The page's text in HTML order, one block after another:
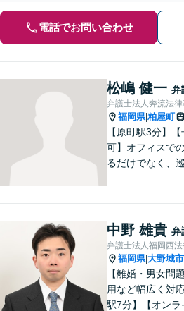
電話でお問い合わせ
松嶋 健一 弁
弁護士法人奔流法
福岡県|粕屋町
【原町駅3分】
可】オフィスで
るだけでなく、
に対応しており
てお任せくださ
中野 雄貴 弁
弁護士法人福岡西
福岡県|大野城市
【離婚・男女問
用など幅広く対
駅7分】【オンラ